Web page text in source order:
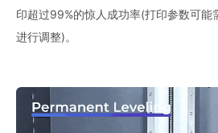
印超过99%的惊人成功率(打印参数可能
进行调整)。